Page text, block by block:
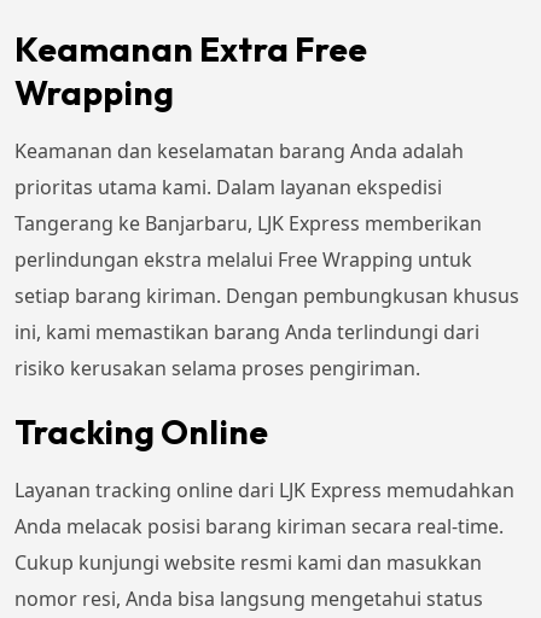
Keamanan Extra Free
Wrapping
Keamanan dan keselamatan barang Anda adalah
prioritas utama kami. Dalam layanan ekspedisi
Tangerang ke Banjarbaru, LJK Express memberikan
perlindungan ekstra melalui Free Wrapping untuk
setiap barang kiriman. Dengan pembungkusan khusus
ini, kami memastikan barang Anda terlindungi dari
risiko kerusakan selama proses pengiriman.
Tracking Online
Layanan tracking online dari LJK Express memudahkan
Anda melacak posisi barang kiriman secara real-time.
Cukup kunjungi website resmi kami dan masukkan
nomor resi, Anda bisa langsung mengetahui status